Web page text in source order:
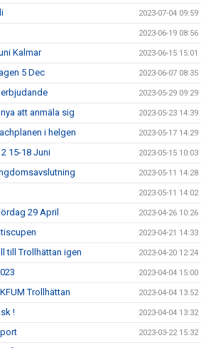
2023-07-04 09:59
2023-06-19 08:56
Kalmar 2023-06-15 15:01
5 Dec 2023-06-07 08:35
2023-05-29 09:29
att anmäla sig 2023-05-23 14:39
i helgen 2023-05-17 14:29
15-18 Juni 2023-05-15 10:03
2023-05-11 14:28
2023-05-11 14:02
29 April 2023-04-26 10:26
2023-04-21 14:33
till Trollhättan igen 2023-04-20 12:24
2023-04-04 15:00
Trollhättan 2023-04-04 13:52
! 2023-04-04 13:32
2023-03-22 15:32